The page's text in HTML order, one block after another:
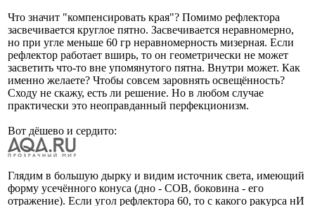
Что значит "компенсировать края"? Помимо рефлектора
засвечивается круглое пятно. Засвечивается неравномерно,
но при угле меньше 60 гр неравномерность мизерная. Если
рефлектор работает вширь, то он геометрически не может
засветить что-то вне упомянутого пятна. Внутри может. Как
именно желаете? Чтобы совсем заровнять освещённость?
Сходу не скажу, есть ли решение. Но в любом случае
практически это неоправданный перфекционизм.
Вот дёшево и сердито:
Глядим в большую дырку и видим источник света, имеющий
форму усечённого конуса (дно - COB, боковина - его
отражение). Если угол рефлектора 60, то с какого ракурса нИ